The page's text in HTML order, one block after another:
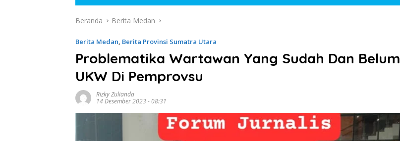
Beranda Berita Medan
Berita Medan, Berita Provinsi Sumatra Utara
Problematika Wartawan Yang Sudah Dan Belum
UKW Di Pemprovsu
Rizky Zulianda
14 Desember 2023 - 08:31